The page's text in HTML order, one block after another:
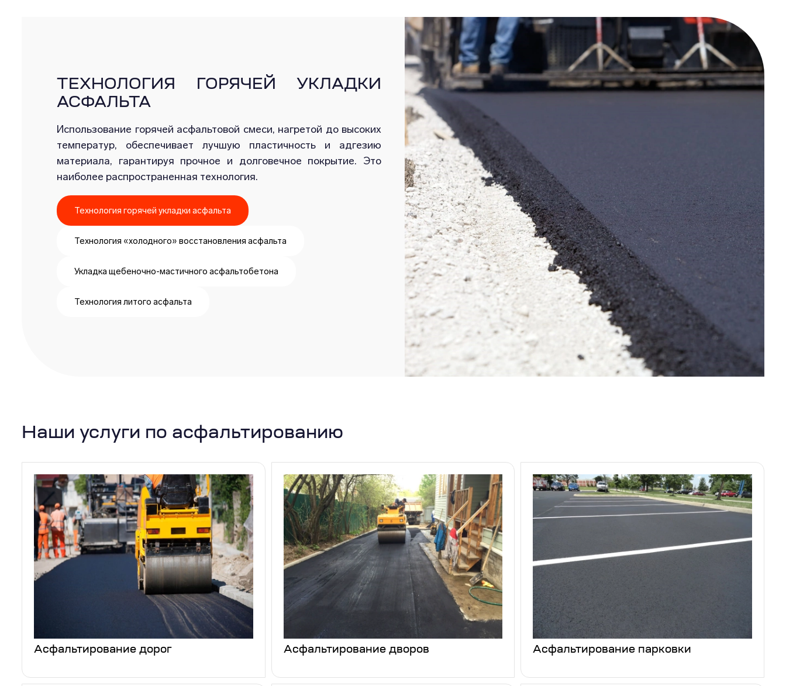
ТЕХНОЛОГИЯ ГОРЯЧЕЙ УКЛАДКИ
АСФАЛЬТА
Использование горячей асфальтовой смеси, нагретой до высоких
температур, обеспечивает лучшую пластичность и адгезию
материала, гарантируя прочное и долговечное покрытие. Это
наиболее распространенная технология.
Технология горячей укладки асфальта
Технология «холодного» восстановления асфальта
Укладка щебеночно-мастичного асфальтобетона
Технология литого асфальта
Наши услуги по асфальтированию
Асфальтирование дорог Асфальтирование дворов Асфальтирование парковки